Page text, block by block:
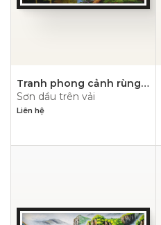
Tranh phong cảnh rùng
núi non – PN1553
Sơn dầu trên vải
Liên hệ